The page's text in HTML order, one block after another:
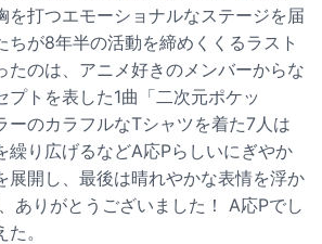
を打つエモーショナルなステージを届
ちが8年半の活動を締めくくるラスト
たのは、アニメ好きのメンバーからな
プトを表した1曲「二次元ポケッ
ーのカラフルなTシャツを着た7人は
繰り広げるなどA応Pらしいにぎやか
展開し、最後は晴れやかな表情を浮か
ありがとうございました！ A応Pでし
。